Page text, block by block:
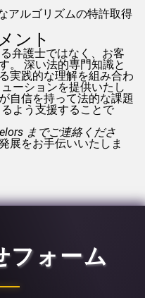
アルゴリズムの特許取得
ント
弁護士ではなく、お客
。 深い法的専門知識と
実践的な理解を組み合わ
ーションを提供いたし
自信を持って法的な課題
よう支援することで
までご連絡くださ
展をお手伝いいたしま
フォーム